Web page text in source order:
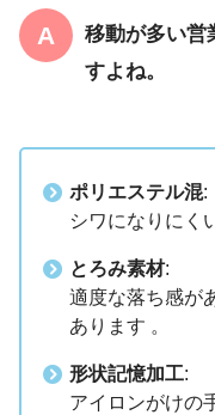
移動が多い営
すよね。
ポリエステル混:
シワになりにく
とろみ素材:
適度な落ち感が
あります 。
形状記憶加工:
アイロンがけの